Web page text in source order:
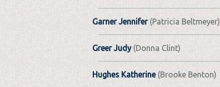
Garner Jennifer(Patricia Beltmeyer)
Greer Judy(Donna Clint)
Hughes Katherine(Brooke Benton)